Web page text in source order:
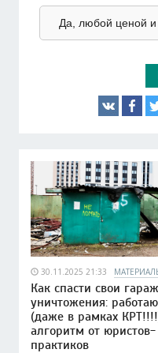
30.11.2025 21:33
Как спасти свои
уничтожения:
(даже в рамках
алгоритм от юристов-
практиков